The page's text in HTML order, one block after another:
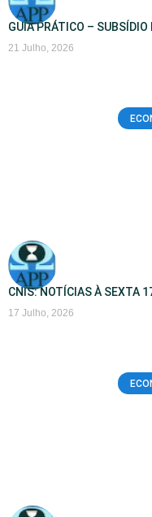
GUIA PRÁTICO – SUBSÍDIO
21 Julho, 2026
CNIS: NOTÍCIAS À SEXTA
17 Julho, 2026